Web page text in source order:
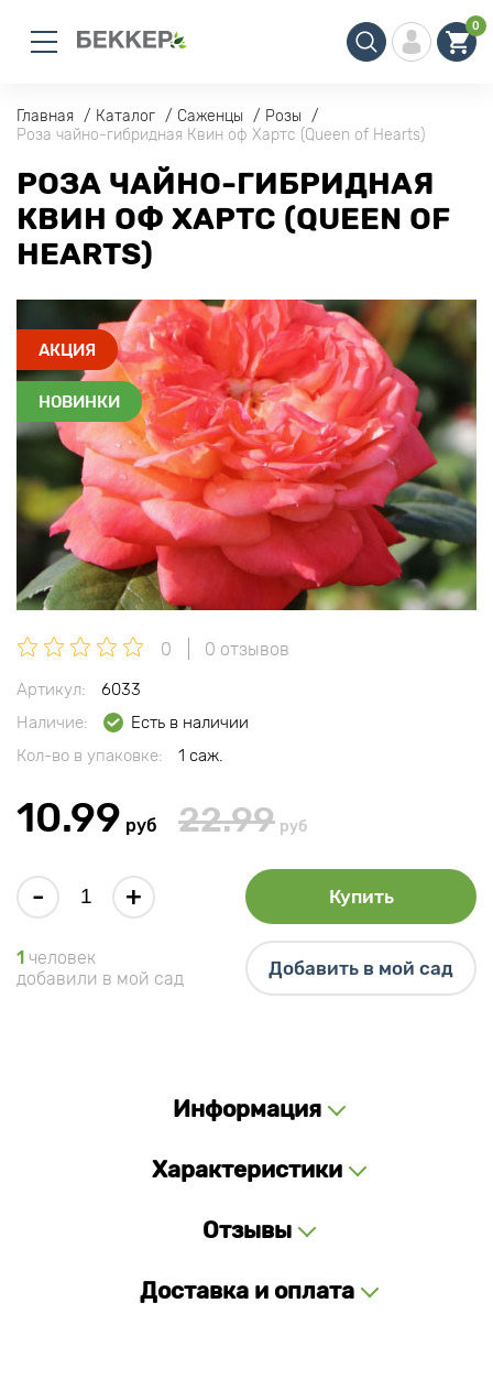
0
Главная Каталог Саженцы
Розы
Роза чайно-гибридная Квин оф Хартс (Queen of Hearts)
РОЗА ЧАЙНО-ГИБРИДНАЯ
КВИН ОФ ХАРТС (QUEEN OF
HEARTS)
АКЦИЯ
НОВИНКИ
0 0 отзывов
Артикул:
6033
Наличие:
Есть в наличии
Кол-во в упаковке:
1 саж.
10.99 руб 22.99 руб
- + Купить
1 человек
добавили в мой сад
Добавить в мой сад
Информация
Характеристики
Отзывы
Доставка и оплата